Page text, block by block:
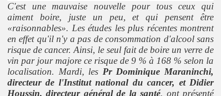
C'est une mauvaise nouvelle pour tous ceux qui
aiment boire, juste un peu, et qui pensent être
«raisonnables». Les études les plus récentes montrent
en effet qu'il n'y a pas de consommation d'alcool sans
risque de cancer. Ainsi, le seul fait de boire un verre de
vin par jour majore ce risque de 9 % à 168 % selon la
localisation. Mardi, les Pr Dominique Maraninchi,
directeur de l'Institut national du cancer, et Didier
Houssin, directeur général de la santé, ont présenté
2